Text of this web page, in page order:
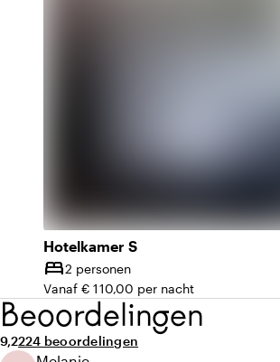
Hotelkamer S
bed
Capaciteit
2 personen
Vanaf € 110,00 per nacht
Beoordelingen
Gemiddelde beoordeling van 9,2 uit 10
9,2Aantal beoordelingen: 224
224 beoordelingen